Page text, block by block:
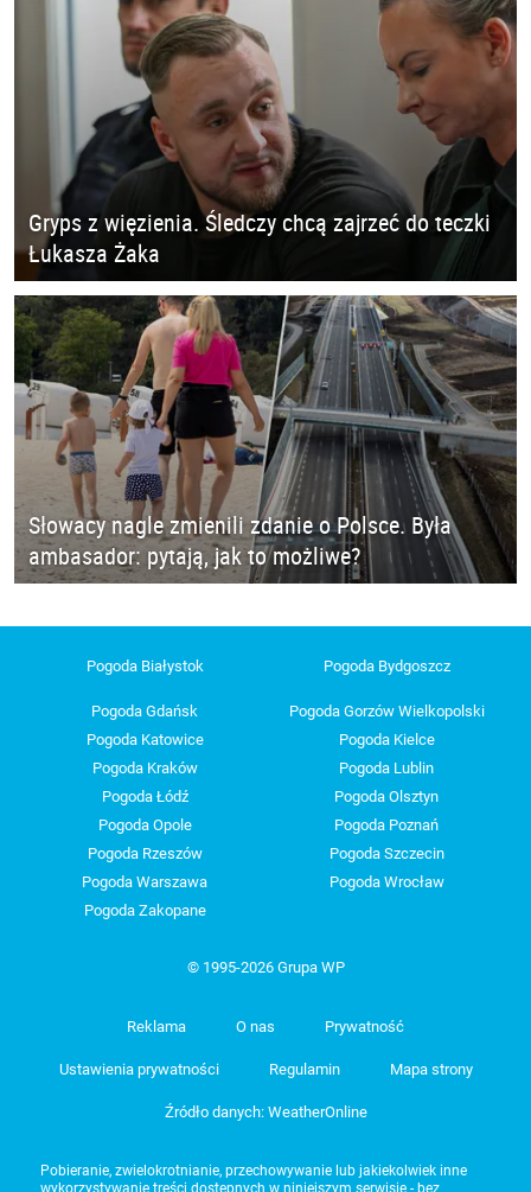
Gryps z więzienia. Śledczy chcą zajrzeć do teczki
Łukasza Żaka
Słowacy nagle zmienili zdanie o Polsce. Była
ambasador: pytają, jak to możliwe?
Pogoda Białystok Pogoda Bydgoszcz
Pogoda Gdańsk
Pogoda Gorzów Wielkopolski
Pogoda Katowice
Pogoda Kielce
Pogoda Kraków
Pogoda Lublin
Pogoda Łódź
Pogoda Olsztyn
Pogoda Opole
Pogoda Poznań
Pogoda Rzeszów
Pogoda Szczecin
Pogoda Warszawa
Pogoda Wrocław
Pogoda Zakopane
© 1995-2026 Grupa WP
Reklama O nas Prywatność
Ustawienia prywatności Regulamin Mapa strony
Źródło danych: WeatherOnline
Pobieranie, zwielokrotnianie, przechowywanie lub jakiekolwiek inne
wykorzystywanie treści dostępnych w niniejszym serwisie - bez